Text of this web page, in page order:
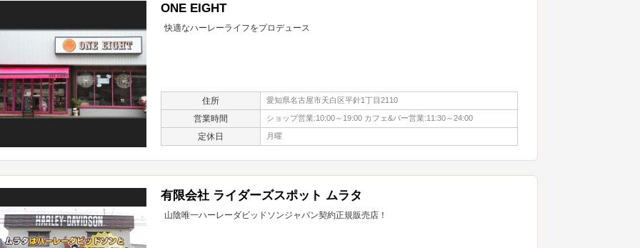
ONE EIGHT
快適なハーレーライフをプロデュース
住所 愛知県名古屋市天白区平針1丁目2110
営業時間 ショップ営業:10:00～19:00 カフェ&バー営業:11:30～24:00
定休日 月曜
有限会社 ライダーズスポット ムラタ
山陰唯一ハーレーダビッドソンジャパン契約正規販売店！